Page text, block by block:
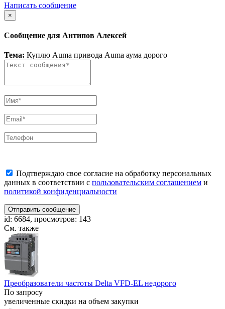
Написать сообщение
×
Сообщение для Антипов Алексей
Тема: Куплю Auma привода Auma аума дорого
Подтверждаю свое согласие на обработку персональных
данных в соответствии с пользовательским соглашением и
политикой конфиденциальности
Отправить сообщение
id: 6684, просмотров: 143
См. также
Преобразователи частоты Delta VFD-EL недорого
По запросу
увеличенные скидки на объем закупки